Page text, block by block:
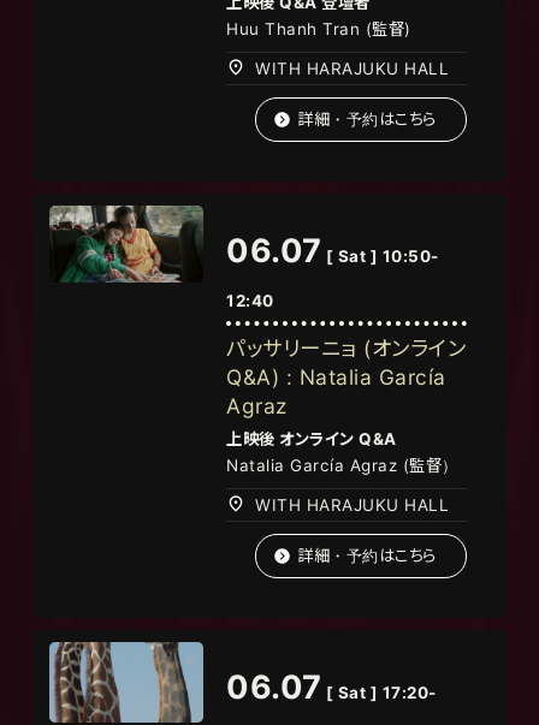
Huu Thanh Tran (監督)
WITH HARAJUKU HALL
詳細・予約はこちら
06.07 [ Sat ] 10:50-
12:40
パッサリーニョ (オンライン
Q&A) : Natalia García
Agraz
上映後 オンライン Q&A
Natalia García Agraz (監督）
WITH HARAJUKU HALL
詳細・予約はこちら
06.07 [ Sat ] 17:20-